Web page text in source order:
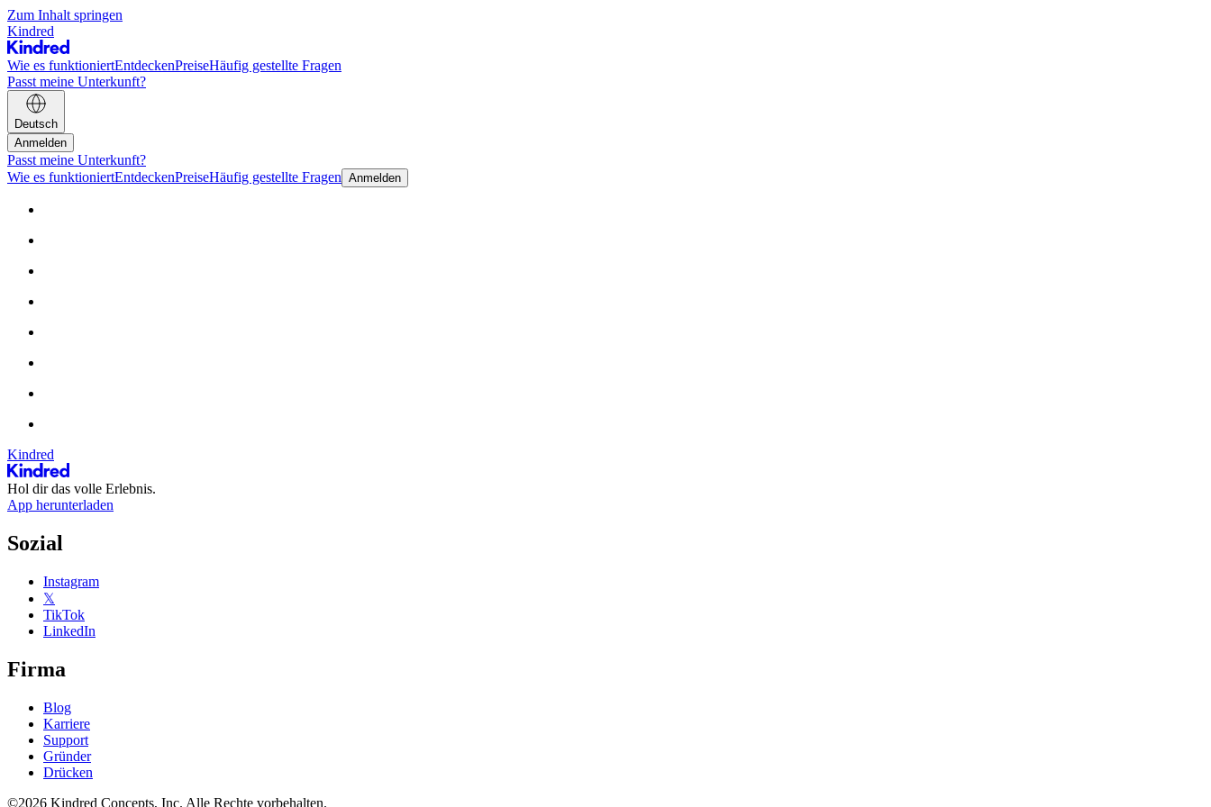
Zum Inhalt springen
Kindred
Wie es funktioniertEntdeckenPreiseHäufig gestellte Fragen
Passt meine Unterkunft?
Deutsch
Anmelden
Passt meine Unterkunft?
Wie es funktioniertEntdeckenPreiseHäufig gestellte Fragen Anmelden
Kindred
Hol dir das volle Erlebnis.
App herunterladen
Sozial
Instagram
𝕏
TikTok
LinkedIn
Firma
Blog
Karriere
Support
Gründer
Drücken
©2026 Kindred Concepts, Inc. Alle Rechte vorbehalten.